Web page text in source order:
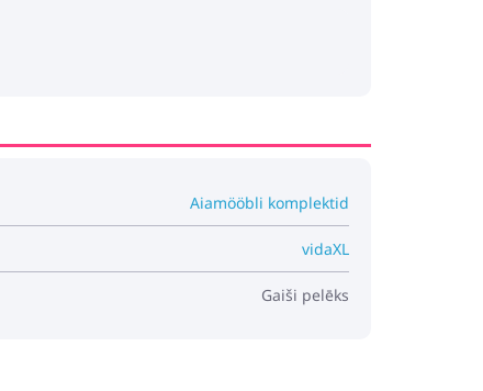
Aiamööbli komplektid
vidaXL
Gaiši pelēks